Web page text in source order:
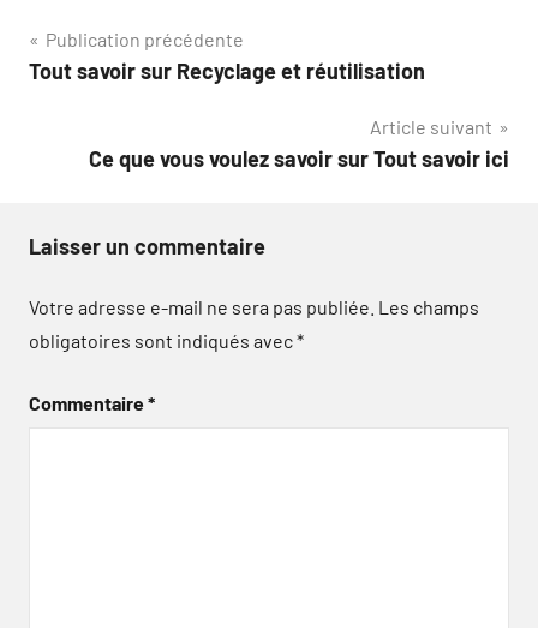
Navigation
de
Publication précédente
Tout savoir sur Recyclage et réutilisation
Article suivant
Ce que vous voulez savoir sur Tout savoir ici
Laisser un commentaire
Votre adresse e-mail ne sera pas publiée. Les champs
obligatoires sont indiqués avec*
Commentaire*